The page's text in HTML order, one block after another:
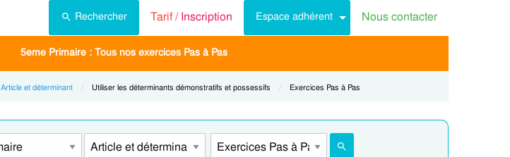
Rechercher Tarif /Inscription Espace adhérent Nous contacter
5eme Primaire : Tous nos exercices Pas à Pas
Article et déterminant Current:
Utiliser les déterminants démonstratifs et possessifs Current:
Exercices Pas à Pas